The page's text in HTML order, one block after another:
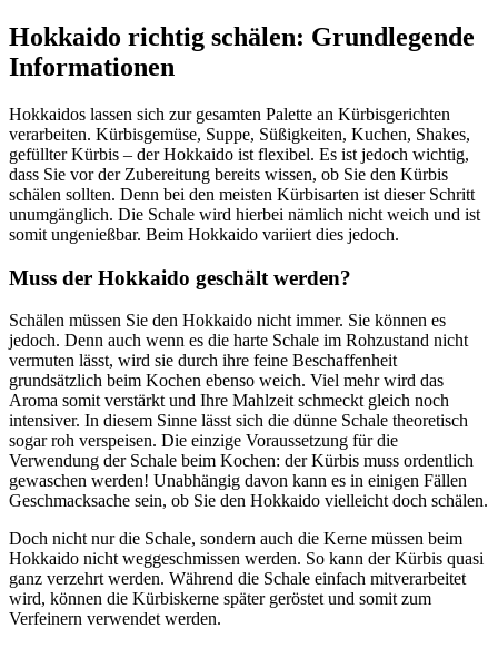
Hokkaido richtig schälen: Grundlegende
Informationen
Hokkaidos lassen sich zur gesamten Palette an Kürbisgerichten
verarbeiten. Kürbisgemüse, Suppe, Süßigkeiten, Kuchen, Shakes,
gefüllter Kürbis – der Hokkaido ist flexibel. Es ist jedoch wichtig,
dass Sie vor der Zubereitung bereits wissen, ob Sie den Kürbis
schälen sollten. Denn bei den meisten Kürbisarten ist dieser Schritt
unumgänglich. Die Schale wird hierbei nämlich nicht weich und ist
somit ungenießbar. Beim Hokkaido variiert dies jedoch.
Muss der Hokkaido geschält werden?
Schälen müssen Sie den Hokkaido nicht immer. Sie können es
jedoch. Denn auch wenn es die harte Schale im Rohzustand nicht
vermuten lässt, wird sie durch ihre feine Beschaffenheit
grundsätzlich beim Kochen ebenso weich. Viel mehr wird das
Aroma somit verstärkt und Ihre Mahlzeit schmeckt gleich noch
intensiver. In diesem Sinne lässt sich die dünne Schale theoretisch
sogar roh verspeisen. Die einzige Voraussetzung für die
Verwendung der Schale beim Kochen: der Kürbis muss ordentlich
gewaschen werden! Unabhängig davon kann es in einigen Fällen
Geschmacksache sein, ob Sie den Hokkaido vielleicht doch schälen.
Doch nicht nur die Schale, sondern auch die Kerne müssen beim
Hokkaido nicht weggeschmissen werden. So kann der Kürbis quasi
ganz verzehrt werden. Während die Schale einfach mitverarbeitet
wird, können die Kürbiskerne später geröstet und somit zum
Verfeinern verwendet werden.